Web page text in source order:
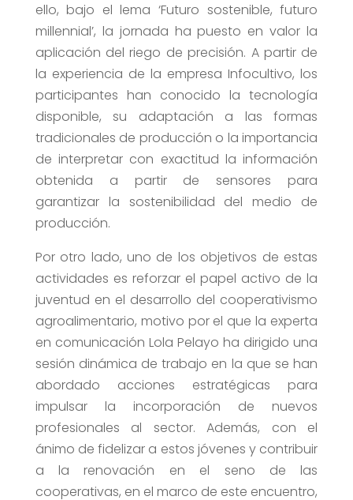
ello, bajo el lema ‘Futuro sostenible, futuro
millennial’, la jornada ha puesto en valor la
aplicación del riego de precisión. A partir de
la experiencia de la empresa Infocultivo, los
participantes han conocido la tecnología
disponible, su adaptación a las formas
tradicionales de producción o la importancia
de interpretar con exactitud la información
obtenida a partir de sensores para
garantizar la sostenibilidad del medio de
producción.
Por otro lado, uno de los objetivos de estas
actividades es reforzar el papel activo de la
juventud en el desarrollo del cooperativismo
agroalimentario, motivo por el que la experta
en comunicación Lola Pelayo ha dirigido una
sesión dinámica de trabajo en la que se han
abordado acciones estratégicas para
impulsar la incorporación de nuevos
profesionales al sector. Además, con el
ánimo de fidelizar a estos jóvenes y contribuir
a la renovación en el seno de las
cooperativas, en el marco de este encuentro,